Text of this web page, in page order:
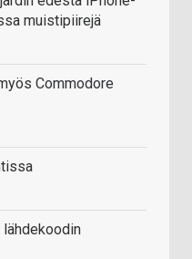
muistipiirejä
Commodore
lähdekoodin